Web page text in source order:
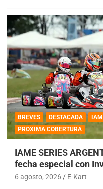
BREVES DESTACADA
PRÓXIMA COBERTURA
IAME SERIES
fecha especial con
6 agosto, 2026 E-Kart